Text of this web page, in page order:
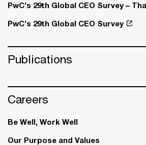
PwC’s 29th Global CEO Survey –
PwC’s 29th Global CEO Survey
Publications
Careers
Be Well, Work Well​
Our Purpose and Values